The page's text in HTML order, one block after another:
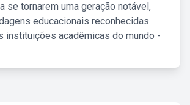
se tornarem uma geração notável,
educacionais reconhecidas
instituições acadêmicas do mundo -